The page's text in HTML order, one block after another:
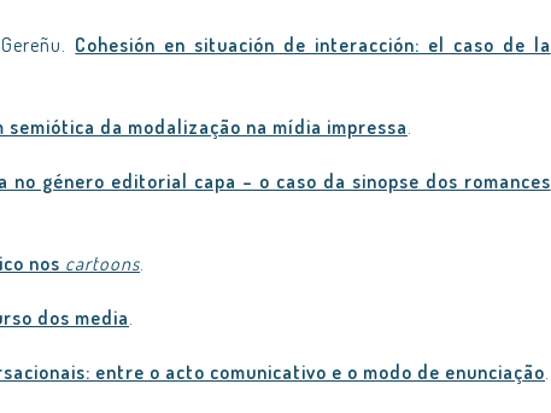
Cohesión en situación de interacción: el caso de la
semiótica da modalização na mídia impressa.
no género editorial capa – o caso da sinopse dos romances
nos cartoons.
dos media.
entre o acto comunicativo e o modo de enunciação.